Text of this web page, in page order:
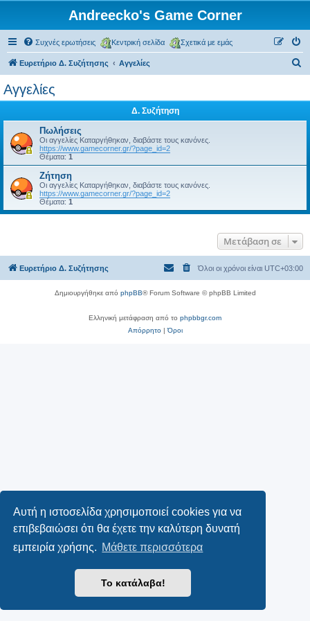
Αυτή η ιστοσελίδα χρησιμοποιεί cookies για να
επιβεβαιώσει ότι θα έχετε την καλύτερη δυνατή
εμπειρία χρήσης. Μάθετε περισσότερα
Το κατάλαβα!
Andreecko's Game Corner
Συχνές ερωτήσεις Κεντρική σελίδα Σχετικά με εμάς
Ευρετήριο Δ. Συζήτησης Αγγελίες
Αγγελίες
Δ. Συζήτηση
Πωλήσεις
Οι αγγελίες Καταργήθηκαν, διαβάστε τους κανόνες.
https://www.gamecorner.gr/?page_id=2
Θέματα: 1
Ζήτηση
Οι αγγελίες Καταργήθηκαν, διαβάστε τους κανόνες.
https://www.gamecorner.gr/?page_id=2
Θέματα: 1
Μετάβαση σε
Ευρετήριο Δ. Συζήτησης Όλοι οι χρόνοι είναι UTC+03:00
Δημιουργήθηκε από phpBB® Forum Software © phpBB Limited
Ελληνική μετάφραση από το phpbbgr.com
Απόρρητο|Όροι